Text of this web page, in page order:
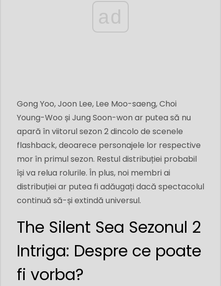
ad
Gong Yoo, Joon Lee, Lee Moo-saeng, Choi
Young-Woo și Jung Soon-won ar putea să nu
apară în viitorul sezon 2 dincolo de scenele
flashback, deoarece personajele lor respective
mor în primul sezon. Restul distribuției probabil
își va relua rolurile. În plus, noi membri ai
distribuției ar putea fi adăugați dacă spectacolul
continuă să-și extindă universul.
The Silent Sea Sezonul 2
Intriga: Despre ce poate
fi vorba?